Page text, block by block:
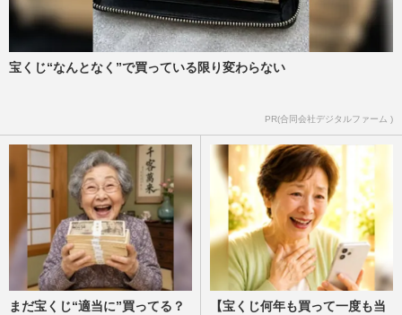
宝くじ“なんとなく”で買っている限り変わらない
PR(合同会社デジタルファーム )
まだ宝くじ“適当に”買ってる？
【宝くじ何年も買って一度も当